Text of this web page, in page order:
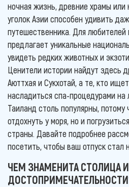
ночная жизнь, древние храмы или
уголок Азии способен удивить
путешественника. Для
предлагает уникальные
увидеть редких животных и
Ценители истории найдут здесь
Аюттхая и Сукхотай, а те, кто
насладиться спа-процедурами на
Таиланд столь популярны,
отдохнуть у моря, но и
страны. Давайте подробнее
посетить, чтобы ваш отпуск стал
ЧЕМ ЗНАМЕНИТА СТОЛИЦА